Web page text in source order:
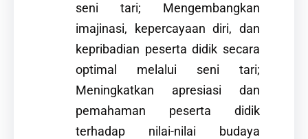
seni tari; Mengembangkan
imajinasi, kepercayaan diri, dan
kepribadian peserta didik secara
optimal melalui seni tari;
Meningkatkan apresiasi dan
pemahaman peserta didik
terhadap nilai-nilai budaya